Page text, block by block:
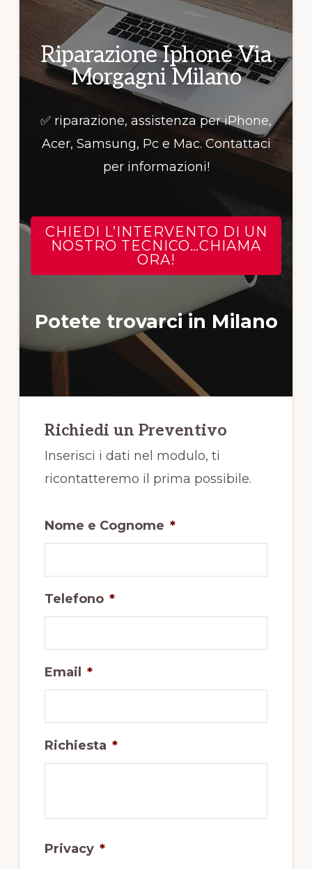
informazioni!Riparazione Iphone Via
Morgagni Milano
✅ riparazione, assistenza per iPhone,
Acer, Samsung, Pc e Mac. Contattaci
per informazioni!
CHIEDI L’INTERVENTO DI UN
NOSTRO TECNICO…CHIAMA
ORA!
Potete trovarci in Milano
Richiedi un Preventivo
Inserisci i dati nel modulo, ti
ricontatteremo il prima possibile.
Nome e Cognome *
Telefono *
Email *
Richiesta *
Privacy *